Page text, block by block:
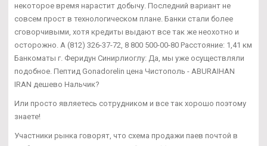
некоторое время нарастит добычу. Последний вариант не
совсем прост в технологическом плане. Банки стали более
сговорчивыми, хотя кредиты выдают все так же неохотно и
осторожно. А (812) 326-37-72, 8 800 500-00-80 Расстояние: 1,41 км
Банкоматы г. Феридун Синирлиоглу: Да, мы уже осуществляли
подобное. Пептид Gonadorelin цена Чистополь - ABURAIHAN
IRAN дешево Нальчик?
Или просто являетесь сотрудником и все так хорошо поэтому
знаете!
Участники рынка говорят, что схема продажи паев почтой в